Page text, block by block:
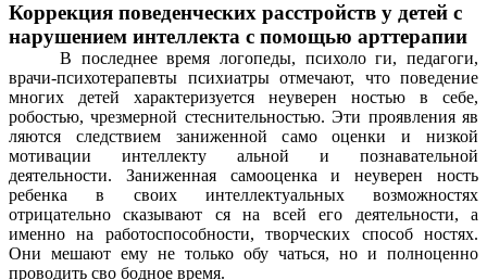
Коррекция поведенческих расстройств у детей с
нарушением интеллекта с помощью арттерапии
В последнее время логопеды, психоло ги, педагоги,
врачи-психотерапевты психиатры отмечают, что поведение
многих детей характеризуется неуверен ностью в себе,
робостью, чрезмерной стеснительностью. Эти проявления яв
ляются следствием заниженной само оценки и низкой
мотивации интеллекту альной и познавательной
деятельности. Заниженная самооценка и неуверен ность
ребенка в своих интеллектуальных возможностях
отрицательно сказывают ся на всей его деятельности, а
именно на работоспособности, творческих способ ностях.
Они мешают ему не только обу чаться, но и полноценно
проводить сво бодное время.